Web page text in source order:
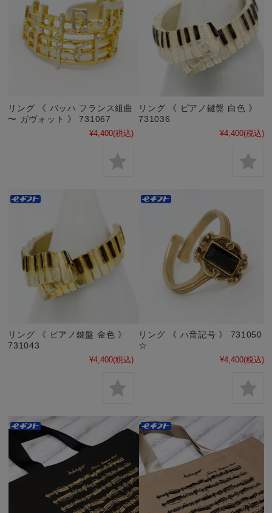
リング 《 バッハ フランス組曲
〜 ガヴォット 》 731067
¥4,400(税込)
リング 《 ピアノ鍵盤 白色 》
731036
¥4,400(税込)
リング 《 ピアノ鍵盤 金色 》
731043
¥4,400(税込)
リング 《 ハ音記号 》 731050
☆
¥4,400(税込)